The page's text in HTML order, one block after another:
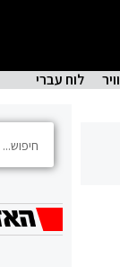
לוח עברי